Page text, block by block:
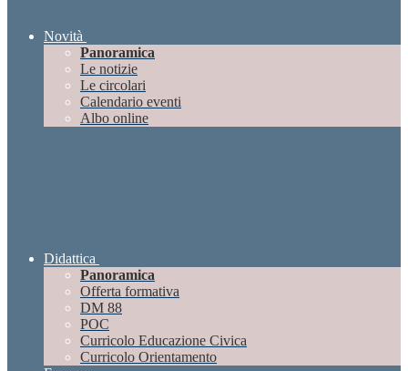
Novità
Panoramica
Le notizie
Le circolari
Calendario eventi
Albo online
Didattica
Panoramica
Offerta formativa
DM 88
POC
Curricolo Educazione Civica
Curricolo Orientamento